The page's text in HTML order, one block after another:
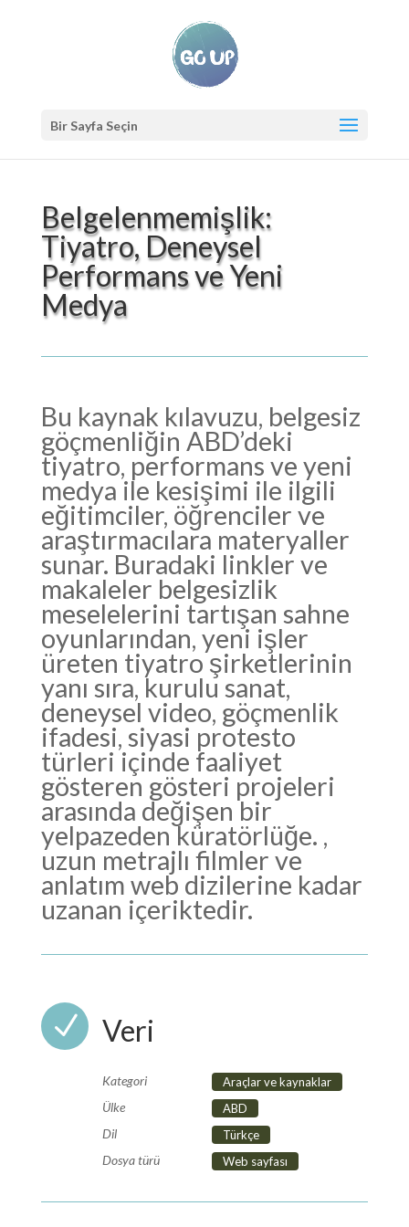
Bir Sayfa Seçin
Belgelenmemişlik:
Tiyatro, Deneysel
Performans ve Yeni
Medya
Bu kaynak kılavuzu, belgesiz
göçmenliğin ABD’deki
tiyatro, performans ve yeni
medya ile kesişimi ile ilgili
eğitimciler, öğrenciler ve
araştırmacılara materyaller
sunar. Buradaki linkler ve
makaleler belgesizlik
meselelerini tartışan sahne
oyunlarından, yeni işler
üreten tiyatro şirketlerinin
yanı sıra, kurulu sanat,
deneysel video, göçmenlik
ifadesi, siyasi protesto
türleri içinde faaliyet
gösteren gösteri projeleri
arasında değişen bir
yelpazeden küratörlüğe. ,
uzun metrajlı filmler ve
anlatım web dizilerine kadar
uzanan içeriktedir.
N Veri
Kategori Araçlar ve kaynaklar
Ülke ABD
Dil Türkçe
Dosya türü Web sayfası